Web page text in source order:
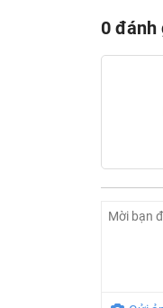
0 đánh